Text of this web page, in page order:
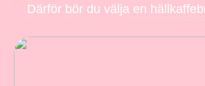
Därför bör du välja en